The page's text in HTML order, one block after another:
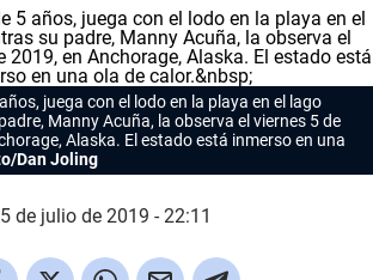
juega con el lodo en la playa en el lago
Manny Acuña, la observa el viernes 5 de
Alaska. El estado está inmerso en una
Dan Joling
5 de julio de 2019 - 22:11